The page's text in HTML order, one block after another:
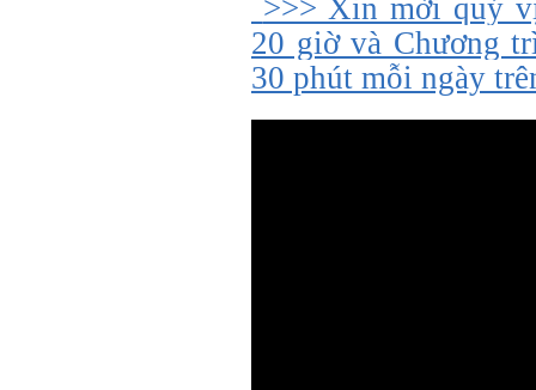
>>> Xin mời quý
20 giờ và Chương
30 phút mỗi ngày